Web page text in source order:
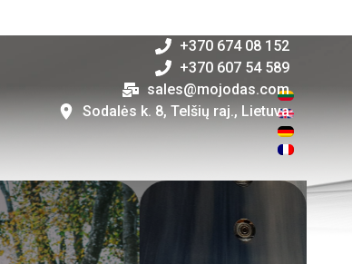
+370 674 08 152
+370 607 54 589
sales@mojodas.com
Sodalės k. 8, Telšių raj., Lietuva